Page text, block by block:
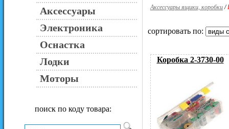
Аксессуары
Электроника
Оснастка
Лодки
Моторы
поиск по коду товара:
Аксессуары ящики, коробки/
сортировать по:
Коробка 2-3730-00